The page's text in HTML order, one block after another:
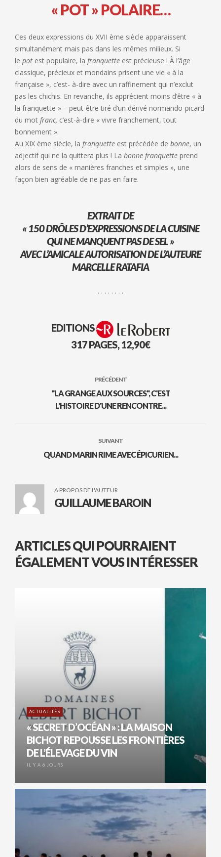
« POT » POLAIRE…
Ces deux expressions du XVII ème siècle apparaissent
simultanément mais pas dans les mêmes milieux. Si
le pot est populaire, la franquette est précieuse ! À l’âge
classique, précieux et mondains prisent une vie « à la
française », c’est- à-dire avec un raffinement qui n’exclut
pas les chichis. En revanche, ils apprécient moins d’être « à
la franquette » – peut-être tiré d’un dérivé normando-picard
du mot franc, c’est-à-dire « vivre franchement, tout
bonnement ».
Au XIX ème siècle, la franquette est précédée de bonne, un
adjectif qui ne la quittera plus ! La bonne franquette prend
alors de sens de « manières franches et simples », une
façon bien agréable de ne pas en faire.
EXTRAIT DE
« 150 DRÔLES D’EXPRESSIONS DE LA CUISINE
QUI NE MANQUENT PAS DE SEL »
AVEC L’AMICALE AUTORISATION DE L’AUTEURE
MARCELLE RATAFIA
. . . . . . . .
EDITIONS
317 PAGES, 12,90€
PRÉCÉDENT
"LA GRANGE AUX SOURCES", C'EST
L'HISTOIRE D'UNE RENCONTRE...
SUIVANT
QUAND MARIN RIME AVEC ÉPICURIEN...
A PROPOS DE L'AUTEUR
GUILLAUME BAROIN
ARTICLES QUI POURRAIENT
ÉGALEMENT VOUS INTÉRESSER
ACTUALITÉS
« SECRET D’OCÉAN » : LA MAISON
BICHOT REPOUSSE LES FRONTIÈRES
DE L’ÉLEVAGE DU VIN
IL Y A 6 JOURS